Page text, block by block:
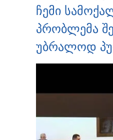
ჩემი
პრობლემა
უბრალოდ